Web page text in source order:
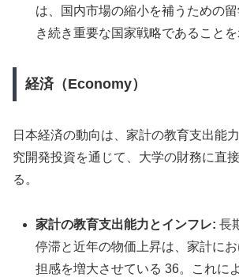
は、国内市場の縮小を補うための留
き続き重要な国家戦略であることを
経済（Economy）
日本経済の動向は、家計の教育支出能
究開発投資を通じて、大学の財務に直
る。
家計の教育支出能力とインフレ: 長
停滞と近年の物価上昇は、家計に
担感を増大させている 36。これに